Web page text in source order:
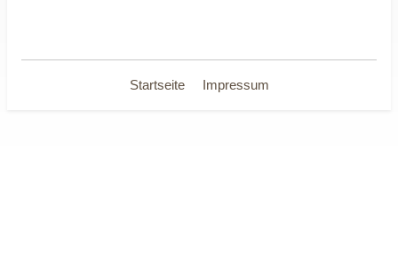
Startseite Impressum